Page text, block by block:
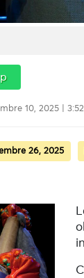
10, 2025 |
26, 2025